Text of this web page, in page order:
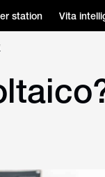
station Vita